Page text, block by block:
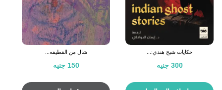
حكايات شبح هندي:...
300 جنيه
شال من القطيفه...
150 جنيه